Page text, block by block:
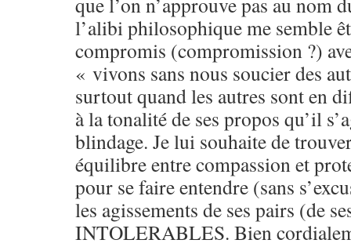
l’alibi philosophique me semble
compromis (compromission ?)
« vivons sans nous soucier des
surtout quand les autres sont en
à la tonalité de ses propos qu’il
blindage. Je lui souhaite de
équilibre entre compassion et
pour se faire entendre (sans
les agissements de ses pairs (de
INTOLERABLES. Bien